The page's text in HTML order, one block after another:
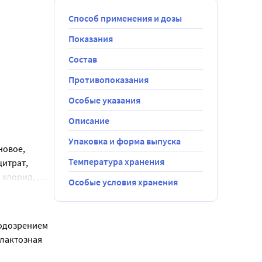
ребенка.
(К),
цитрат,
Способ применения и дозы
Показания
Состав
Противопоказания
Особые указания
Описание
Упаковка и форма выпуска
Температура хранения
Особые условия хранения